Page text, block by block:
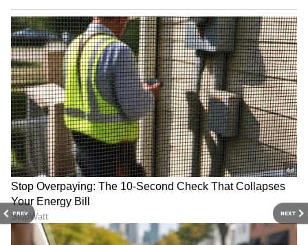
PREV NEXT